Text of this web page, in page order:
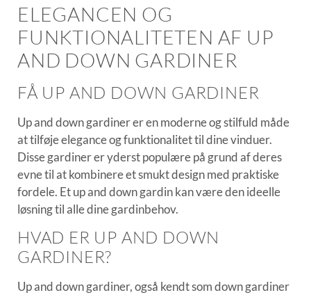
ELEGANCEN OG
FUNKTIONALITETEN AF UP
AND DOWN GARDINER
FÅ UP AND DOWN GARDINER
Up and down gardiner er en moderne og stilfuld måde
at tilføje elegance og funktionalitet til dine vinduer.
Disse gardiner er yderst populære på grund af deres
evne til at kombinere et smukt design med praktiske
fordele. Et up and down gardin kan være den ideelle
løsning til alle dine gardinbehov.
HVAD ER UP AND DOWN
GARDINER?
Up and down gardiner, også kendt som down gardiner